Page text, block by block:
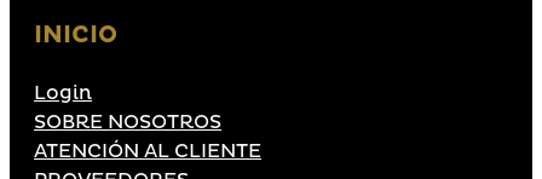
INICIO
Login
SOBRE NOSOTROS
ATENCIÓN AL CLIENTE